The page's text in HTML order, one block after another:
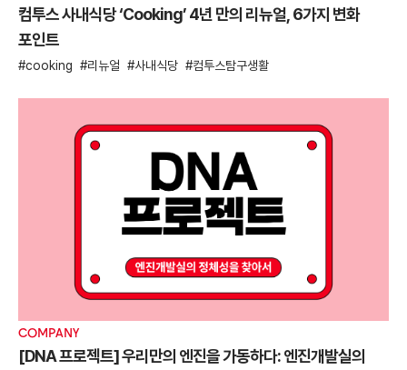
컴투스 사내식당 ‘Cooking’ 4년 만의 리뉴얼, 6가지 변화
포인트
cooking 리뉴얼 사내식당 컴투스탐구생활
COMPANY
[DNA 프로젝트] 우리만의 엔진을 가동하다: 엔진개발실의